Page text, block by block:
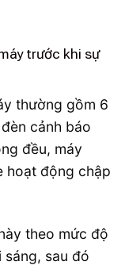
trước khi sự
thường gồm 6
cảnh báo
đều, máy
hoạt động chập
theo mức độ
sáng, sau đó